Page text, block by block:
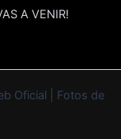
A VENIR!
Oficial | Fotos de